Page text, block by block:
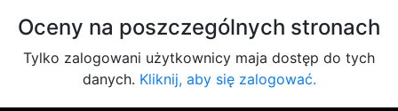
Oceny na poszczególnych stronach
Tylko zalogowani użytkownicy maja dostęp do tych
danych. Kliknij, aby się zalogować.